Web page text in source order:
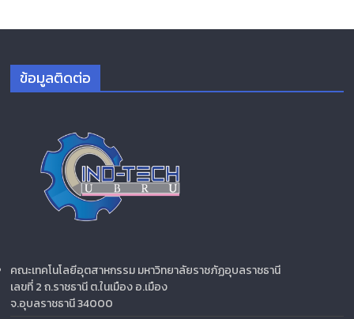
ข้อมูลติดต่อ
คณะเทคโนโลยีอุตสาหกรรม มหาวิทยาลัยราชภัฏอุบลราชธานี
เลขที่ 2 ถ.ราชธานี ต.ในเมือง อ.เมือง
จ.อุบลราชธานี 34000